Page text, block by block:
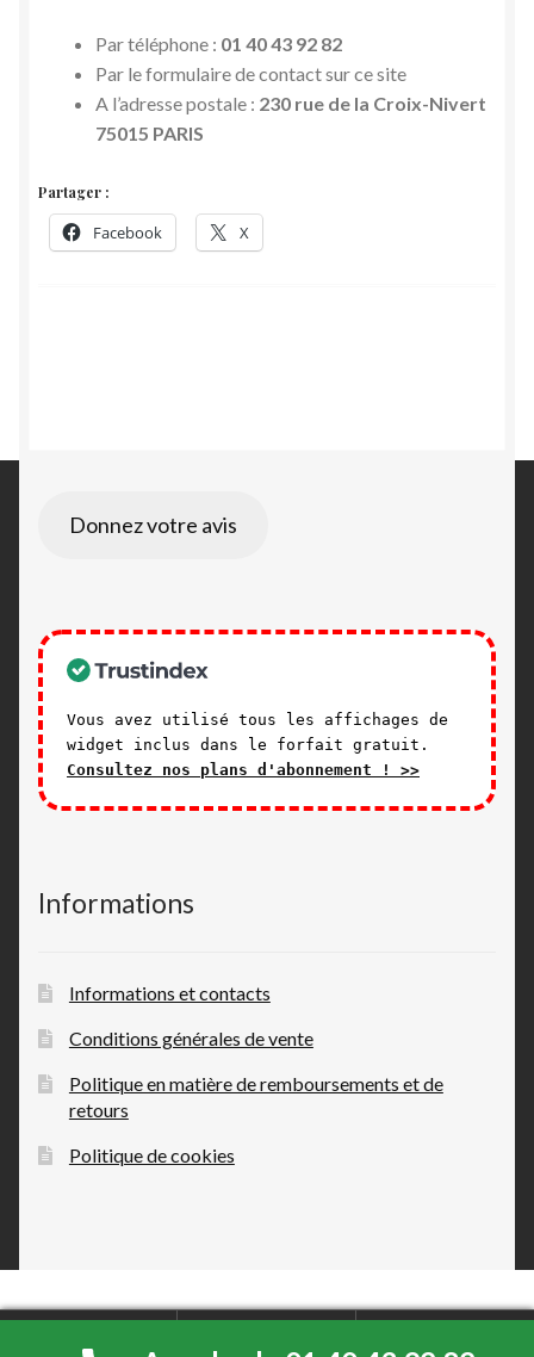
Par téléphone : 01 40 43 92 82
Par le formulaire de contact sur ce site
A l’adresse postale : 230 rue de la Croix-Nivert
75015 PARIS
Partager :
Facebook X
Donnez votre avis
Vous avez utilisé tous les affichages de
widget inclus dans le forfait gratuit.
Consultez nos plans d'abonnement ! >>
Informations
Informations et contacts
Conditions générales de vente
Politique en matière de remboursements et de
retours
Politique de cookies